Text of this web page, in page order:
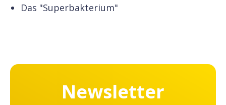
Das "Superbakterium"
Newsletter